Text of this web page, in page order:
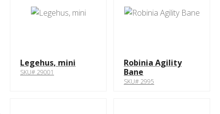
Legehus, mini
SKU# 29001
Robinia Agility
Bane
SKU# 2995